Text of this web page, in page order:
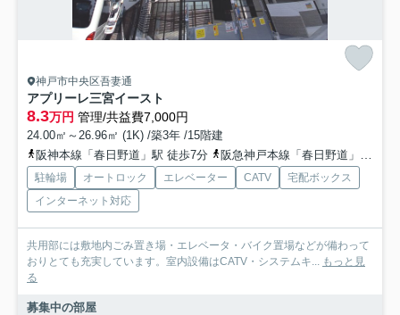
神戸市中央区吾妻通
アプリーレ三宮イースト
8.3万円 管理/共益費7,000円
24.00㎡～26.96㎡ (1K) /築3年 /15階建
阪神本線「春日野道」駅 徒歩7分
阪急神戸本線「春日野道」駅 徒歩10分
駐輪場 オートロック エレベーター CATV
宅配ボックス
インターネット対応
共用部には敷地内ごみ置き場・エレベータ・バイク置場などが備わって
おりとても充実しています。室内設備はCATV・システムキ... もっと見
る
募集中の部屋